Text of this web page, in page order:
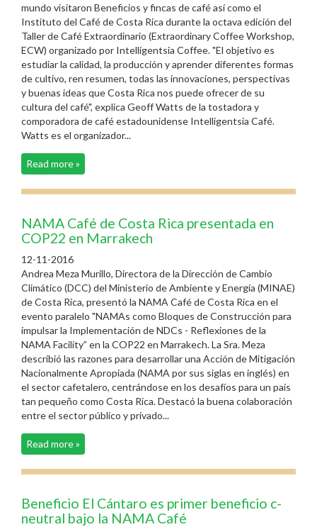
mundo visitaron Beneficios y fincas de café así como el
Instituto del Café de Costa Rica durante la octava edición del
Taller de Café Extraordinario (Extraordinary Coffee Workshop,
ECW) organizado por Intelligentsia Coffee. "El objetivo es
estudiar la calidad, la producción y aprender diferentes formas
de cultivo, ren resumen, todas las innovaciones, perspectivas
y buenas ideas que Costa Rica nos puede ofrecer de su
cultura del café", explica Geoff Watts de la tostadora y
comporadora de café estadounidense Intelligentsia Café.
Watts es el organizador...
Read more »
NAMA Café de Costa Rica presentada en
COP22 en Marrakech
12-11-2016
Andrea Meza Murillo, Directora de la Dirección de Cambio
Climático (DCC) del Ministerio de Ambiente y Energía (MINAE)
de Costa Rica, presentó la NAMA Café de Costa Rica en el
evento paralelo "NAMAs como Bloques de Construcción para
impulsar la Implementación de NDCs - Reflexiones de la
NAMA Facility” en la COP22 en Marrakech. La Sra. Meza
describió las razones para desarrollar una Acción de Mitigación
Nacionalmente Apropiada (NAMA por sus siglas en inglés) en
el sector cafetalero, centrándose en los desafíos para un país
tan pequeño como Costa Rica. Destacó la buena colaboración
entre el sector público y privado...
Read more »
Beneficio El Cántaro es primer beneficio c-
neutral bajo la NAMA Café